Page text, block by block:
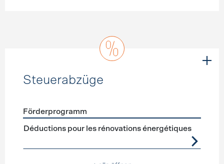
Steuerabzüge
Förderprogramme Steuerabzüge
Förderprogramm
Déductions pour les rénovations énergétiques